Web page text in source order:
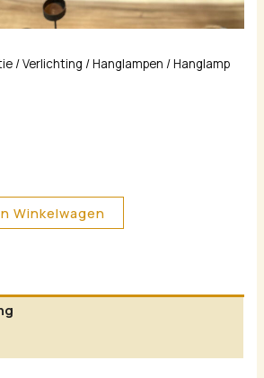
/Verlichting /Hanglampen / Hanglamp
Winkelwagen